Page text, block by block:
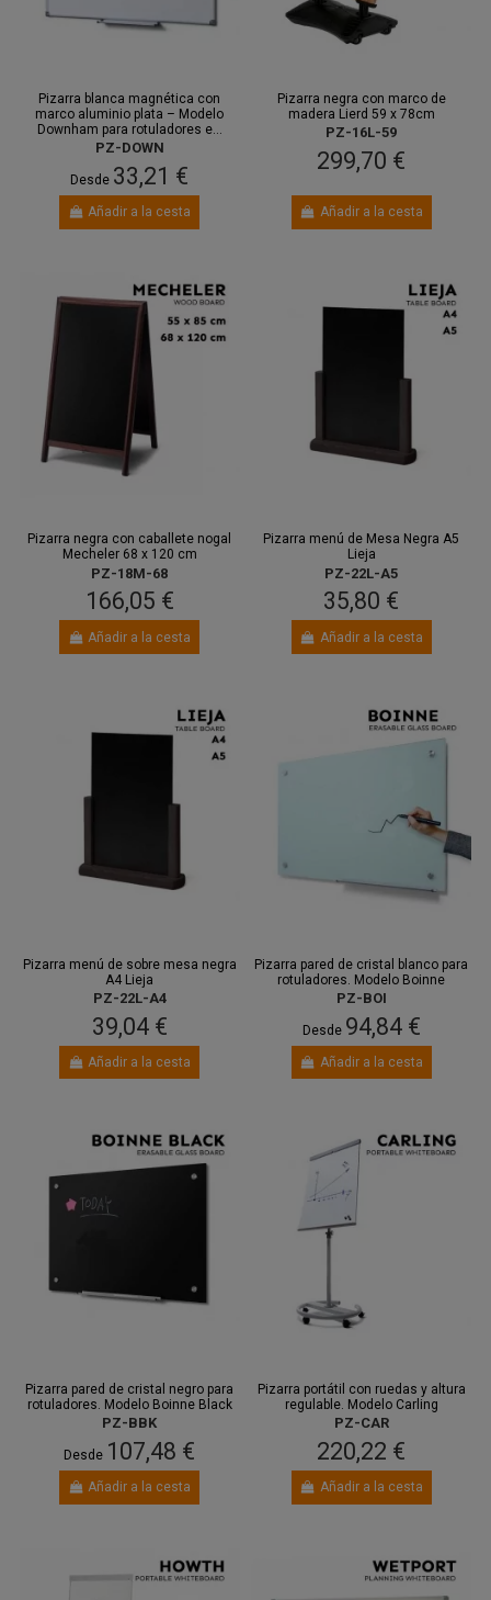
Pizarra blanca magnética con
marco aluminio plata – Modelo
Downham para rotuladores e...
PZ-DOWN
Desde 33,21 €
Añadir a la cesta
Pizarra negra con marco de
madera Lierd 59 x 78cm
PZ-16L-59
299,70 €
Añadir a la cesta
Pizarra negra con caballete nogal
Mecheler 68 x 120 cm
PZ-18M-68
166,05 €
Añadir a la cesta
Pizarra menú de Mesa Negra A5
Lieja
PZ-22L-A5
35,80 €
Añadir a la cesta
Pizarra menú de sobre mesa negra
A4 Lieja
PZ-22L-A4
39,04 €
Añadir a la cesta
Pizarra pared de cristal blanco para
rotuladores. Modelo Boinne
PZ-BOI
Desde 94,84 €
Añadir a la cesta
Pizarra pared de cristal negro para
rotuladores. Modelo Boinne Black
PZ-BBK
Desde 107,48 €
Añadir a la cesta
Pizarra portátil con ruedas y altura
regulable. Modelo Carling
PZ-CAR
220,22 €
Añadir a la cesta